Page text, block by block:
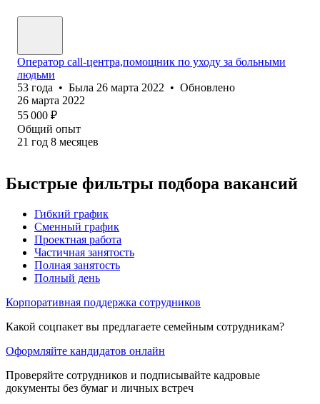
Оператор call-центра,помощник по уходу за больными
людьми
53 года • Была 26 марта 2022 • Обновлено
26 марта 2022
55 000 ₽
Общий опыт
21 год 8 месяцев
Быстрые фильтры подбора вакансий
Гибкий график
Сменный график
Проектная работа
Частичная занятость
Полная занятость
Полный день
Корпоративная поддержка сотрудников
Какой соцпакет вы предлагаете семейным сотрудникам?
Оформляйте кандидатов онлайн
Проверяйте сотрудников и подписывайте кадровые
документы без бумаг и личных встреч